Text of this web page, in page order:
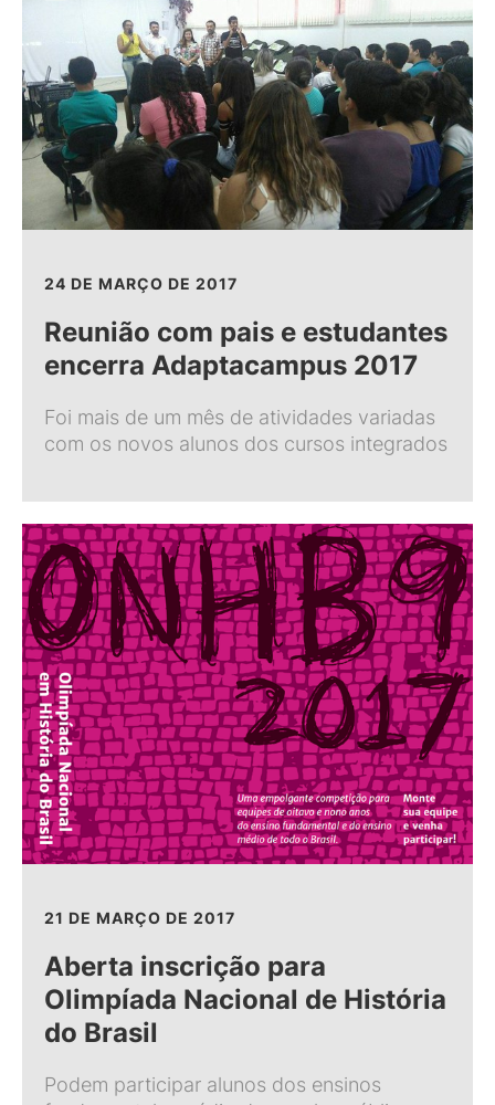
24 DE MARÇO DE 2017
Reunião com pais e estudantes
encerra Adaptacampus 2017
Foi mais de um mês de atividades variadas
com os novos alunos dos cursos integrados
21 DE MARÇO DE 2017
Aberta inscrição para
Olimpíada Nacional de História
do Brasil
Podem participar alunos dos ensinos